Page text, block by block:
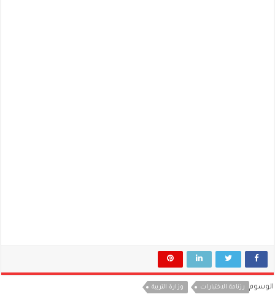
الوسوم رزنامة الاختبارات وزارة التربية